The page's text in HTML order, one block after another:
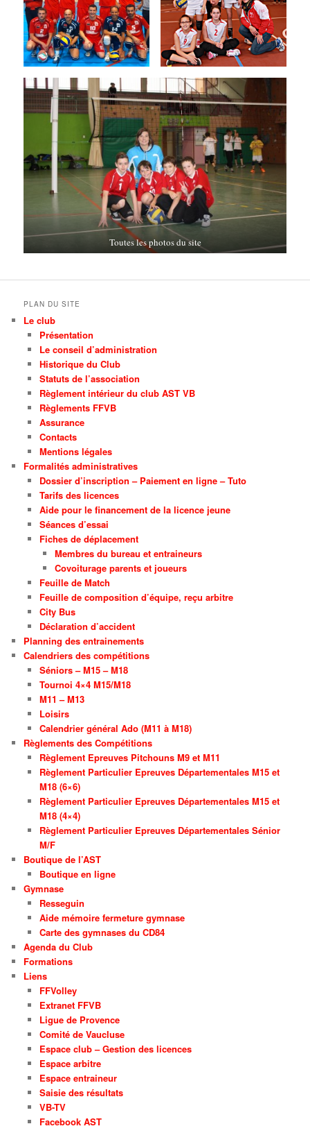
Toutes les photos du site
PLAN DU SITE
Le club
Présentation
Le conseil d’administration
Historique du Club
Statuts de l’association
Règlement intérieur du club AST VB
Règlements FFVB
Assurance
Contacts
Mentions légales
Formalités administratives
Dossier d’inscription – Paiement en ligne – Tuto
Tarifs des licences
Aide pour le financement de la licence jeune
Séances d’essai
Fiches de déplacement
Membres du bureau et entraineurs
Covoiturage parents et joueurs
Feuille de Match
Feuille de composition d’équipe, reçu arbitre
City Bus
Déclaration d’accident
Planning des entrainements
Calendriers des compétitions
Séniors – M15 – M18
Tournoi 4×4 M15/M18
M11 – M13
Loisirs
Calendrier général Ado (M11 à M18)
Règlements des Compétitions
Règlement Epreuves Pitchouns M9 et M11
Règlement Particulier Epreuves Départementales M15 et
M18 (6×6)
Règlement Particulier Epreuves Départementales M15 et
M18 (4×4)
Règlement Particulier Epreuves Départementales Sénior
M/F
Boutique de l’AST
Boutique en ligne
Gymnase
Resseguin
Aide mémoire fermeture gymnase
Carte des gymnases du CD84
Agenda du Club
Formations
Liens
FFVolley
Extranet FFVB
Ligue de Provence
Comité de Vaucluse
Espace club – Gestion des licences
Espace arbitre
Espace entraineur
Saisie des résultats
VB-TV
Facebook AST